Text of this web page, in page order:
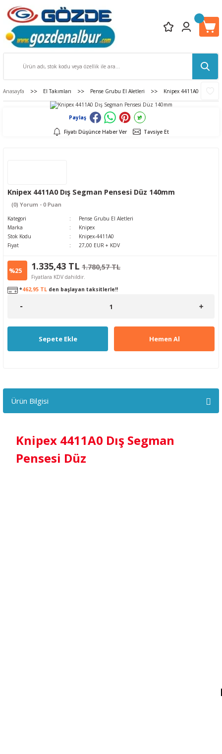
Anasayfa El Takımları Pense Grubu El Aletleri Knipex 4411A0 Dış
Paylaş
Fiyatı Düşünce Haber Ver Tavsiye Et
Knipex 4411A0 Dış Segman Pensesi Düz 140mm
(0) Yorum - 0 Puan
Kategori
Pense Grubu El Aletleri
Marka
Knipex
Stok Kodu
Knipex-4411A0
Fiyat
27,00 EUR + KDV
%25 1.335,43 TL 1.780,57 TL
Fiyatlara KDV dahildir.
*462,95 TL den başlayan taksitlerle!!
Sepete Ekle Hemen Al
Ürün Bilgisi
Knipex 4411A0 Dış Segman
Pensesi Düz